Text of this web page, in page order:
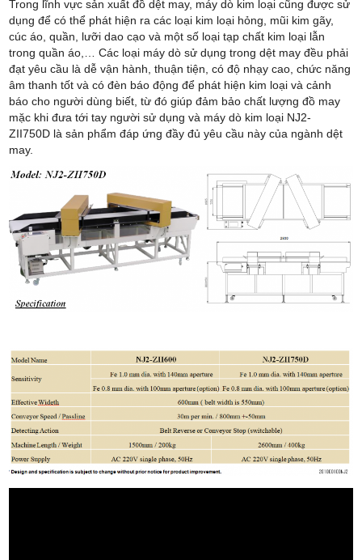
Trong lĩnh vực sản xuất đồ dệt may, máy dò kim loại cũng được sử
dụng để có thể phát hiện ra các loại kim loại hỏng, mũi kim gãy,
cúc áo, quần, lưỡi dao cạo và một số loại tạp chất kim loại lẫn
trong quần áo,… Các loại máy dò sử dụng trong dệt may đều phải
đạt yêu cầu là dễ vận hành, thuận tiện, có độ nhạy cao, chức năng
âm thanh tốt và có đèn báo động để phát hiện kim loại và cảnh
báo cho người dùng biết, từ đó giúp đảm bảo chất lượng đồ may
mặc khi đưa tới tay người sử dụng và máy dò kim loại NJ2-
ZII750D là sản phẩm đáp ứng đầy đủ yêu cầu này của ngành dệt
may.